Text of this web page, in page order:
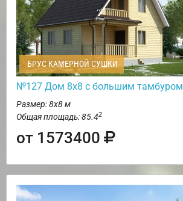
БРУС КАМЕРНОЙ СУШКИ
№127 Дом 8х8 с большим тамбуром
Размер: 8х8 м
Общая площадь: 85.42
от 1573400